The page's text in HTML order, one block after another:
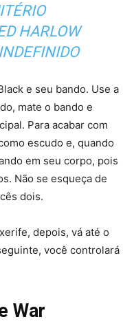
HARLOW
e seu bando. Use a
mate o bando e
Para acabar com
escudo e, quando
em seu corpo, pois
Não se esqueça de
dois.
depois, vá até o
você controlará
War